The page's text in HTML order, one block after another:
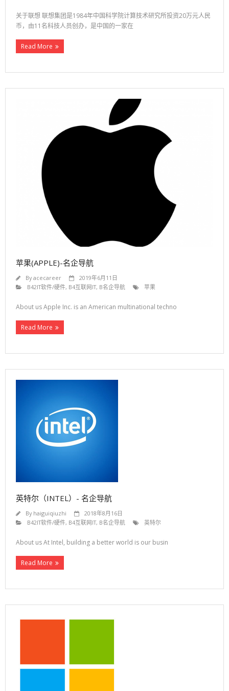
- B51快速消费品
- B52零售/贸易
- B72能源/化工
- B73机械制造/电气
- B74医药/医疗
- B75交通/物流
- B76广告/传媒
- B77律师事务所
- B78酒店/旅游
- 招聘信息
- C1校园招聘
- C2实习招聘
- D2行业名企资讯
- D3简历网申指导
- D5留学生海归求职
- D6考证考试指导
名企内推
海归求职辅导
留学生回国服务
- 留学生学历认证
联系我们
关于联想 联想集团是1984年中国科学院计算技术研究所投资20万元人民
币，由11名科技人员创办，是中国的一家在
Read More
苹果(APPLE)-名企导航
Byacecareer
2019年6月11日
B42IT软件/硬件, B4互联网IT, B名企导航 苹果
About us Apple Inc. is an American multinational techno
Read More
英特尔（INTEL）- 名企导航
By haiguiqiuzhi
2018年8月16日
B42IT软件/硬件, B4互联网IT, B名企导航 英特尔
About us At Intel, building a better world is our busin
Read More